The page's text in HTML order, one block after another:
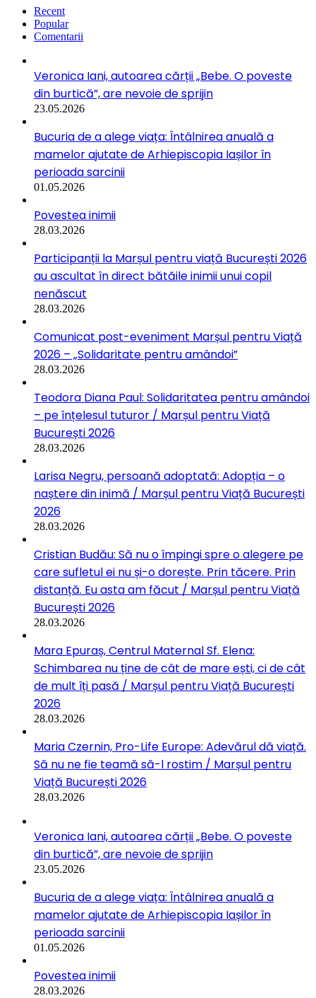
Recent
Popular
Comentarii
Veronica Iani, autoarea cărții „Bebe. O poveste
din burtică”, are nevoie de sprijin
23.05.2026
Bucuria de a alege viața: Întâlnirea anuală a
mamelor ajutate de Arhiepiscopia Iașilor în
perioada sarcinii
01.05.2026
Povestea inimii
28.03.2026
Participanții la Marșul pentru viață București 2026
au ascultat în direct bătăile inimii unui copil
nenăscut
28.03.2026
Comunicat post-eveniment Marșul pentru Viață
2026 – „Solidaritate pentru amândoi”
28.03.2026
Teodora Diana Paul: Solidaritatea pentru amândoi
– pe înțelesul tuturor / Marșul pentru Viață
București 2026
28.03.2026
Larisa Negru, persoană adoptată: Adopția – o
naștere din inimă / Marșul pentru Viață București
2026
28.03.2026
Cristian Budău: Să nu o împingi spre o alegere pe
care sufletul ei nu și-o dorește. Prin tăcere. Prin
distanță. Eu asta am făcut / Marșul pentru Viață
București 2026
28.03.2026
Mara Epuraș, Centrul Maternal Sf. Elena:
Schimbarea nu ține de cât de mare ești, ci de cât
de mult îți pasă / Marșul pentru Viață București
2026
28.03.2026
Maria Czernin, Pro-Life Europe: Adevărul dă viață.
Să nu ne fie teamă să-l rostim / Marșul pentru
Viață București 2026
28.03.2026
Veronica Iani, autoarea cărții „Bebe. O poveste
din burtică”, are nevoie de sprijin
23.05.2026
Bucuria de a alege viața: Întâlnirea anuală a
mamelor ajutate de Arhiepiscopia Iașilor în
perioada sarcinii
01.05.2026
Povestea inimii
28.03.2026